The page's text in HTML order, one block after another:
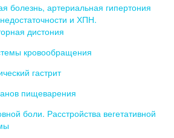
болезнь, артериальная гипертония
и ХПН.
дистония
кровообращения
гастрит
пищеварения
боли. Расстройства вегетативной